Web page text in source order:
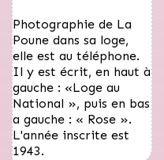
Photographie de La
Poune dans sa loge,
elle est au téléphone.
Il y est écrit, en haut à
gauche : «Loge au
National », puis en bas
a gauche : « Rose ».
L'année inscrite est
1943.